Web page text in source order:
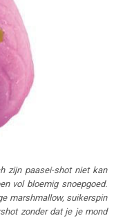
zijn paasei-shot niet kan
vol bloemig snoepgoed.
marshmallow, suikerspin
zonder dat je je mond